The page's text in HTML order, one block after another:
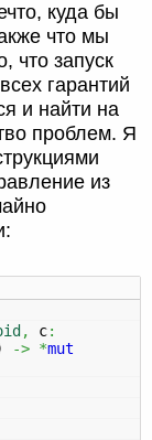
куда бы
что мы
что запуск
гарантий
и найти на
проблем. Я
из
, c:
-> *mut